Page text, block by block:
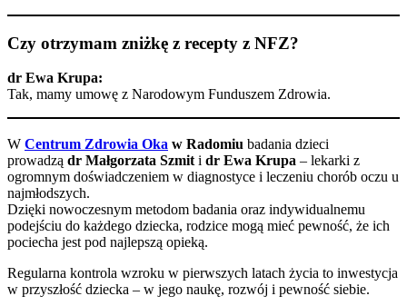
Czy otrzymam zniżkę z recepty z NFZ?
dr Ewa Krupa:
Tak, mamy umowę z Narodowym Funduszem Zdrowia.
W Centrum Zdrowia Oka w Radomiu badania dzieci
prowadzą dr Małgorzata Szmit i dr Ewa Krupa – lekarki z
ogromnym doświadczeniem w diagnostyce i leczeniu chorób oczu u
najmłodszych.
Dzięki nowoczesnym metodom badania oraz indywidualnemu
podejściu do każdego dziecka, rodzice mogą mieć pewność, że ich
pociecha jest pod najlepszą opieką.
Regularna kontrola wzroku w pierwszych latach życia to inwestycja
w przyszłość dziecka – w jego naukę, rozwój i pewność siebie.